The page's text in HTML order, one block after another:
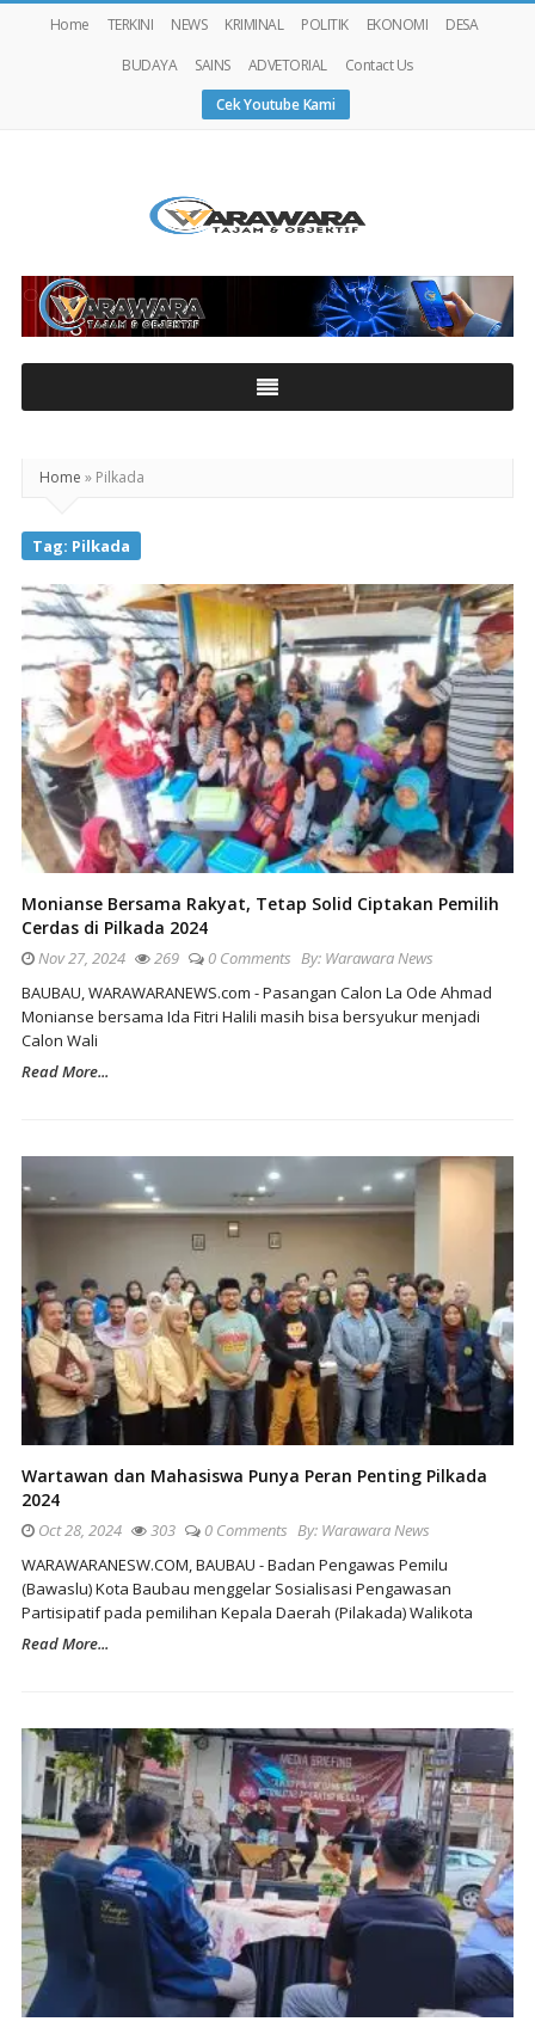
Home TERKINI NEWS KRIMINAL POLITIK EKONOMI
DESA
BUDAYA
SAINS ADVETORIAL
Contact Us
Cek Youtube Kami
Warawaranews
Home » Pilkada
Tag: Pilkada
Monianse Bersama Rakyat, Tetap Solid Ciptakan Pemilih
Cerdas di Pilkada 2024
Nov 27, 2024 269 0 Comments By: Warawara News
BAUBAU, WARAWARANEWS.com - Pasangan Calon La Ode Ahmad
Monianse bersama Ida Fitri Halili masih bisa bersyukur menjadi
Calon Wali
Read More...
Wartawan dan Mahasiswa Punya Peran Penting Pilkada
2024
Oct 28, 2024 303 0 Comments By: Warawara News
WARAWARANESW.COM, BAUBAU - Badan Pengawas Pemilu
(Bawaslu) Kota Baubau menggelar Sosialisasi Pengawasan
Partisipatif pada pemilihan Kepala Daerah (Pilakada) Walikota
Read More...